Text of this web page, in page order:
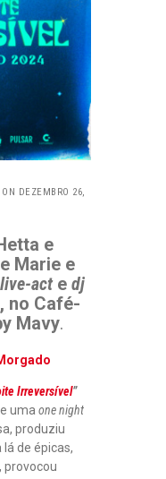
ON DEZEMBRO 26,
e
Marie e
live-act e dj
no Café-
Mavy.
Irreversível”
uma one night
produziu
de épicas,
provocou